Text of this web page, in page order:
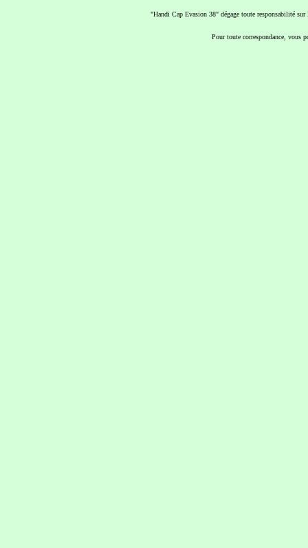
"Handi Cap Evasion 38" dégage toute responsabilité
Pour toute correspondance, vous